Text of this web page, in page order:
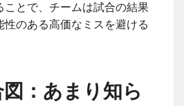
ことで、チームは試合の結果
性のある高価なミスを避ける
：あまり知ら